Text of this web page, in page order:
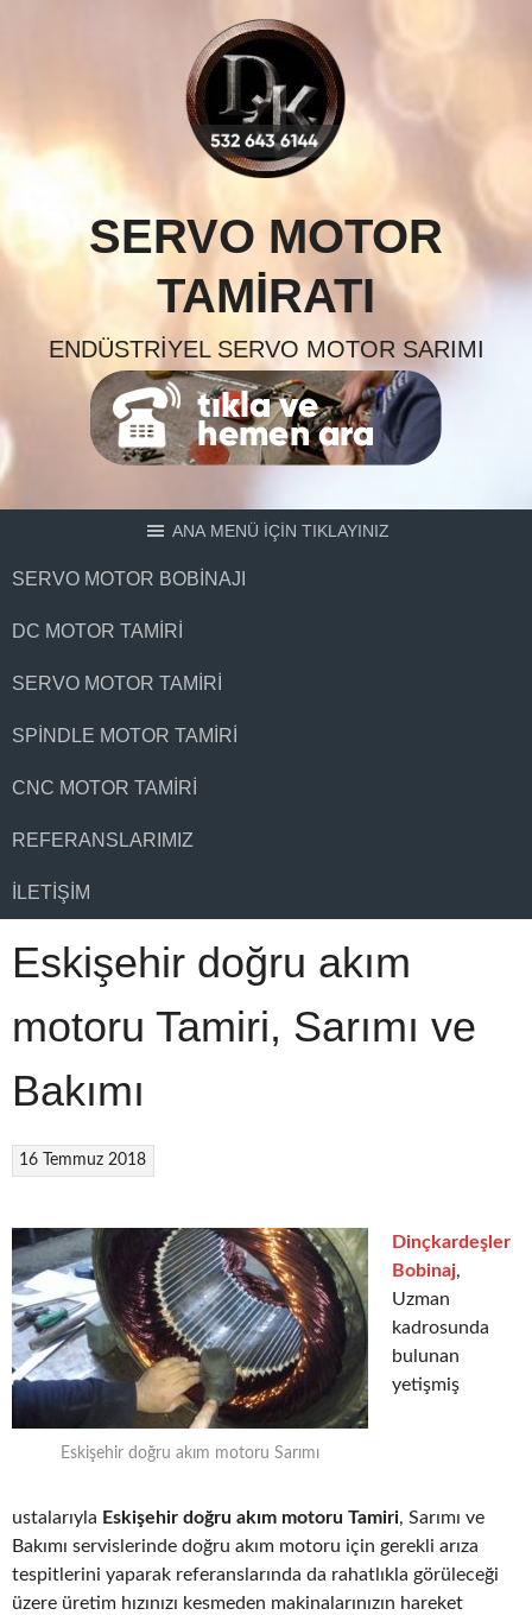
SERVO MOTOR
TAMIRATI
ENDÜSTRIYEL SERVO MOTOR SARIMI
ANA MENÜ İÇİN TIKLAYINIZ
SERVO MOTOR BOBINAJI
DC MOTOR TAMIRI
SERVO MOTOR TAMIRI
SPINDLE MOTOR TAMIRI
CNC MOTOR TAMIRI
REFERANSLARIMIZ
İLETIŞIM
Eskişehir doğru akım
motoru Tamiri, Sarımı ve
Bakımı
16 Temmuz 2018
Eskişehir doğru akım motoru Sarımı
Dinçkardeşler
Bobinaj,
Uzman
kadrosunda
bulunan
yetişmiş
ustalarıyla Eskişehir doğru akım motoru Tamiri, Sarımı ve
Bakımı servislerinde doğru akım motoru için gerekli arıza
tespitlerini yaparak referanslarında da rahatlıkla görüleceği
üzere üretim hızınızı kesmeden makinalarınızın hareket